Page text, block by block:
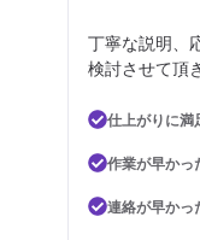
丁寧な説明、
検討させて頂
仕上がりに満
作業が早かっ
連絡が早かっ